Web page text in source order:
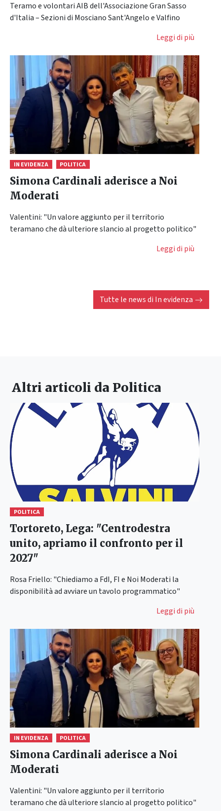
Teramo e volontari AIB dell'Associazione Gran Sasso
d'Italia – Sezioni di Mosciano Sant'Angelo e Valfino
Leggi di più
IN EVIDENZA POLITICA
Simona Cardinali aderisce a Noi
Moderati
Valentini: "Un valore aggiunto per il territorio
teramano che dà ulteriore slancio al progetto politico"
Leggi di più
Tutte le news di In evidenza
Altri articoli da Politica
POLITICA
Tortoreto, Lega: "Centrodestra
unito, apriamo il confronto per il
2027"
Rosa Friello: "Chiediamo a FdI, FI e Noi Moderati la
disponibilità ad avviare un tavolo programmatico"
Leggi di più
IN EVIDENZA POLITICA
Simona Cardinali aderisce a Noi
Moderati
Valentini: "Un valore aggiunto per il territorio
teramano che dà ulteriore slancio al progetto politico"